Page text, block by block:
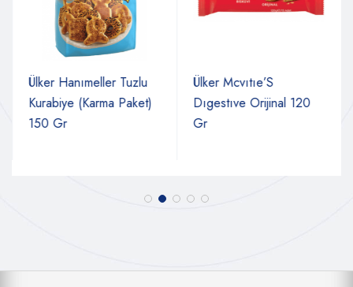
Ülker Hanımeller Tuzlu
Kurabiye (Karma Paket)
150 Gr
Ülker Mcvıtıe’S
Dıgestıve Orijinal 120
Gr